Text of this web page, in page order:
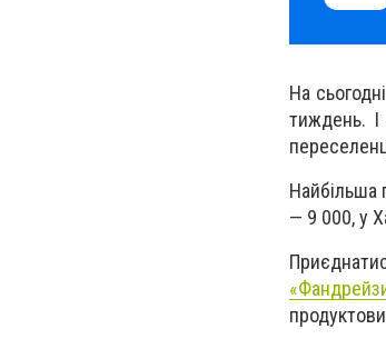
На
тиждень.
Найбільша
— 9 000, у